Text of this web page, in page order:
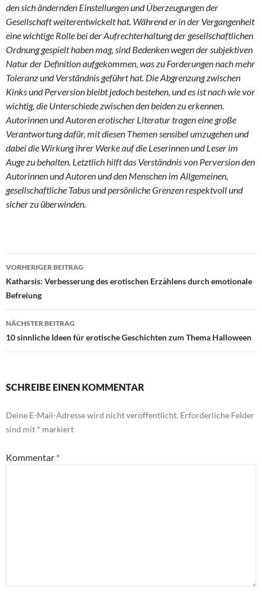
den sich ändernden Einstellungen und Überzeugungen der
Gesellschaft weiterentwickelt hat. Während er in der Vergangenheit
eine wichtige Rolle bei der Aufrechterhaltung der gesellschaftlichen
Ordnung gespielt haben mag, sind Bedenken wegen der subjektiven
Natur der Definition aufgekommen, was zu Forderungen nach mehr
Toleranz und Verständnis geführt hat. Die Abgrenzung zwischen
Kinks und Perversion bleibt jedoch bestehen, und es ist nach wie vor
wichtig, die Unterschiede zwischen den beiden zu erkennen.
Autorinnen und Autoren erotischer Literatur tragen eine große
Verantwortung dafür, mit diesen Themen sensibel umzugehen und
dabei die Wirkung ihrer Werke auf die Leserinnen und Leser im
Auge zu behalten. Letztlich hilft das Verständnis von Perversion den
Autorinnen und Autoren und den Menschen im Allgemeinen,
gesellschaftliche Tabus und persönliche Grenzen respektvoll und
sicher zu überwinden.
Beitragsnavigation
VORHERIGER BEITRAG
Katharsis: Verbesserung des erotischen Erzählens durch emotionale
Befreiung
NÄCHSTER BEITRAG
10 sinnliche Ideen für erotische Geschichten zum Thema Halloween
SCHREIBE EINEN KOMMENTAR
Deine E-Mail-Adresse wird nicht veröffentlicht. Erforderliche Felder
sind mit * markiert
Kommentar *